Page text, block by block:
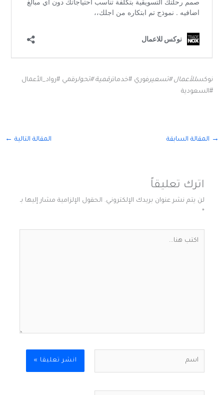
نوكسللأعمال #تسعير فوري #خدماترقمية #تحولرقمي #رواد_الأعمال
#السعودية
→ المقالة السابقة المقالة التالية ←
اترك تعليقاً
لن يتم نشر عنوان بريدك الإلكتروني. الحقول الإلزامية مشار إليها بـ
*